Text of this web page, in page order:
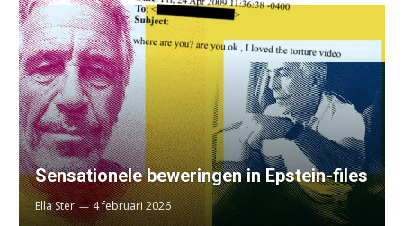
Sensationele beweringen in Epstein-files
Ella Ster 4 februari 2026